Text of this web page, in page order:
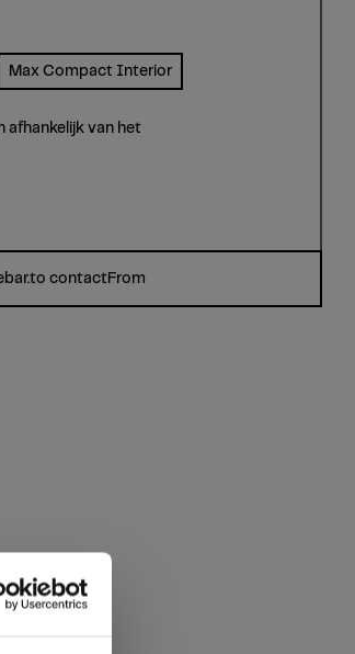
Max Compact Interior
afhankelijk van het
contactFrom